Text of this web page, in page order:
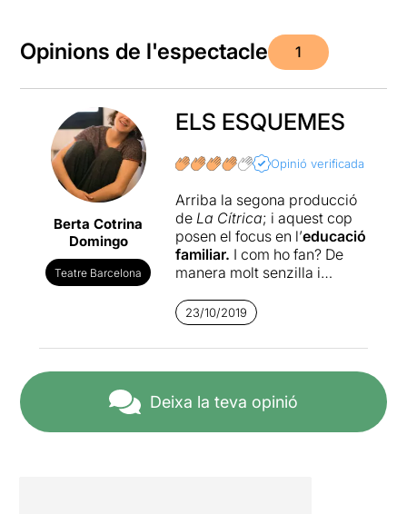
Opinions de l'espectacle 1
Berta Cotrina
Domingo
Teatre Barcelona
ELS ESQUEMES
Opinió verificada
Arriba la segona producció
de La Cítrica; i aquest cop
posen el focus en l’educació
familiar. I com ho fan? De
manera molt senzilla i
de la sectaThe family;
comparen fins a quin punt
l’educació dels nostres fills
I parlo dels nostres fills però
no em refereixo en un
23/10/2019
Deixa la teva opinió